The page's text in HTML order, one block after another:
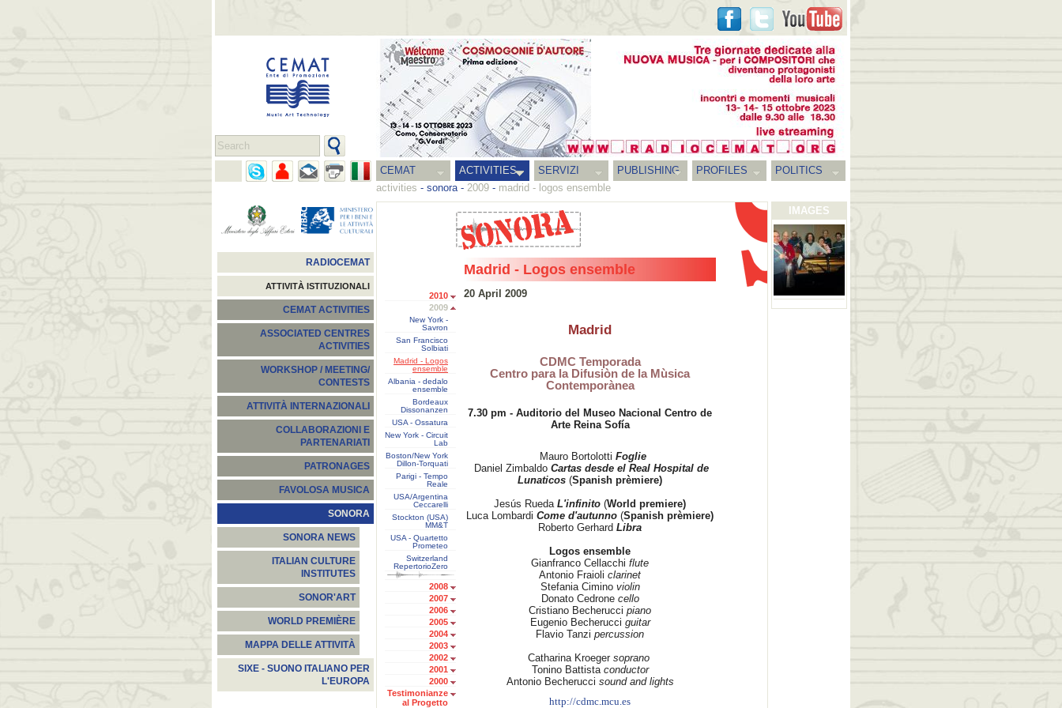
CEMAT ACTIVITIES SERVIZI PUBLISHING PROFILES
POLITICS
activities - sonora- 2009 - madrid - logos ensemble
RADIOCEMAT
ATTIVITÀ ISTITUZIONALI
CEMAT ACTIVITIES
ASSOCIATED CENTRES
ACTIVITIES
WORKSHOP / MEETING/
CONTESTS
ATTIVITÀ INTERNAZIONALI
COLLABORAZIONI E
PARTENARIATI
PATRONAGES
FAVOLOSA MUSICA
SONORA
SONORA NEWS
ITALIAN CULTURE
INSTITUTES
SONOR'ART
WORLD PREMIÈRE
MAPPA DELLE ATTIVITÀ
SIXE - SUONO ITALIANO PER
L'EUROPA
2010
2009
New York -
Savron
San Francisco
Solbiati
Madrid - Logos
ensemble
Albania - dedalo
ensemble
Bordeaux
Dissonanzen
USA - Ossatura
New York - Circuit
Lab
Boston/New York
Dillon-Torquati
Parigi - Tempo
Reale
USA/Argentina
Ceccarelli
Stockton (USA)
MM&T
USA - Quartetto
Prometeo
Switzerland
RepertorioZero
2008
2007
2006
2005
2004
2003
2002
2001
2000
Testimonianze
al Progetto
Madrid - Logos ensemble
20 April 2009
Madrid
CDMC Temporada
Centro para la Difusiòn de la Mùsica
Contemporànea
7.30 pm - Auditorio del Museo Nacional Centro de
Arte Reina Sofía
Mauro Bortolotti Foglie
Daniel Zimbaldo Cartas desde el Real Hospital de
Lunaticos (Spanish prèmiere)
Jesús Rueda L'infinito (World premiere)
Luca Lombardi Come d'autunno (Spanish prèmiere)
Roberto Gerhard Libra
Logos ensemble
Gianfranco Cellacchi flute
Antonio Fraioli clarinet
Stefania Cimino violin
Donato Cedrone cello
Cristiano Becherucci piano
Eugenio Becherucci guitar
Flavio Tanzi percussion
Catharina Kroeger soprano
Tonino Battista conductor
Antonio Becherucci sound and lights
http://cdmc.mcu.es
IMAGES